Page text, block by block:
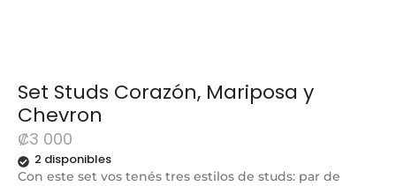
Set Studs Corazón, Mariposa y
Chevron
₡3 000
2 disponibles
Con este set vos tenés tres estilos de studs: par de